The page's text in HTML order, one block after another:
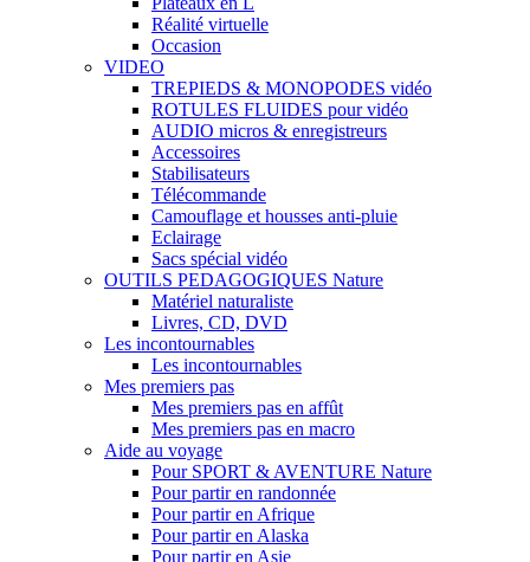
Réalité virtuelle
Occasion
VIDEO
TREPIEDS & MONOPODES vidéo
ROTULES FLUIDES pour vidéo
AUDIO micros & enregistreurs
Accessoires
Stabilisateurs
Télécommande
Camouflage et housses anti-pluie
Eclairage
Sacs spécial vidéo
OUTILS PEDAGOGIQUES Nature
Matériel naturaliste
Livres, CD, DVD
Les incontournables
Les incontournables
Mes premiers pas
Mes premiers pas en affût
Mes premiers pas en macro
Aide au voyage
Pour SPORT & AVENTURE Nature
Pour partir en randonnée
Pour partir en Afrique
Pour partir en Alaska
Pour partir en Asie